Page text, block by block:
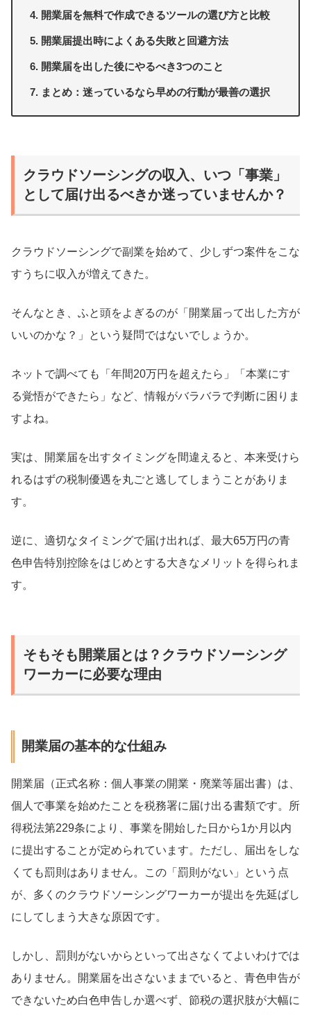
開業届を無料で作成できるツールの選び方と比較
開業届提出時によくある失敗と回避方法
開業届を出した後にやるべき3つのこと
まとめ：迷っているなら早めの行動が最善の選択
クラウドソーシングの収入、いつ「事業」
として届け出るべきか迷っていませんか？
クラウドソーシングで副業を始めて、少しずつ案件をこな
すうちに収入が増えてきた。
そんなとき、ふと頭をよぎるのが「開業届って出した方が
いいのかな？」という疑問ではないでしょうか。
ネットで調べても「年間20万円を超えたら」「本業にす
る覚悟ができたら」など、情報がバラバラで判断に困りま
すよね。
実は、開業届を出すタイミングを間違えると、本来受けら
れるはずの税制優遇を丸ごと逃してしまうことがありま
す。
逆に、適切なタイミングで届け出れば、最大65万円の青
色申告特別控除をはじめとする大きなメリットを得られま
す。
そもそも開業届とは？クラウドソーシング
ワーカーに必要な理由
開業届の基本的な仕組み
開業届（正式名称：個人事業の開業・廃業等届出書）は、
個人で事業を始めたことを税務署に届け出る書類です。所
得税法第229条により、事業を開始した日から1か月以内
に提出することが定められています。ただし、届出をしな
くても罰則はありません。この「罰則がない」という点
が、多くのクラウドソーシングワーカーが提出を先延ばし
にしてしまう大きな原因です。
しかし、罰則がないからといって出さなくてよいわけでは
ありません。開業届を出さないままでいると、青色申告が
できないため白色申告しか選べず、節税の選択肢が大幅に